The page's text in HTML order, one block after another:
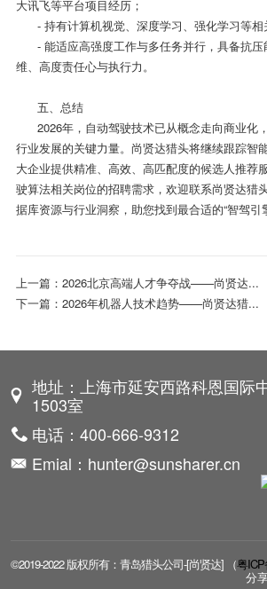
大讯飞等平台项目经历；
- 持有计算机视觉、深度学习、强化学习等相
- 能适应高强度工作与多任务并行，具备抗
维、高度责任心与执行力。
五、总结
2026年，自动驾驶技术已从概念走向商业化
行业发展的关键力量。尚贤达猎头将继续跟踪智
大企业提供精准、高效、高匹配度的候选人推荐
驶算法相关岗位的招聘需求，欢迎联系尚贤达猎
据库资源与行业洞察，助您找到最合适的“智驾引擎
上一篇： 2026北京高端人才争夺战——尚贤达...
下一篇： 2026年机器人技术趋势——尚贤达猎...
地址：上海市延安西路科恩国际
1503室
电话：400-666-9312
Emial：hunter@sunsharer.cn
©2019-2022 版权所有：青岛猎头公司-[尚贤达] （粤ICP
分